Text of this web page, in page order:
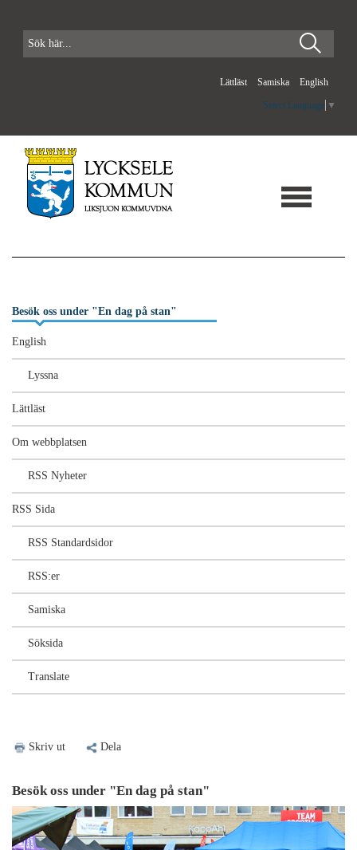
Lättläst Samiska English
Select Language ▼
Besök oss under "En dag på stan"
English
Lyssna
Lättläst
Om webbplatsen
RSS Nyheter
RSS Sida
RSS Standardsidor
RSS:er
Samiska
Söksida
Translate
Skriv ut Dela
Besök oss under "En dag på stan"